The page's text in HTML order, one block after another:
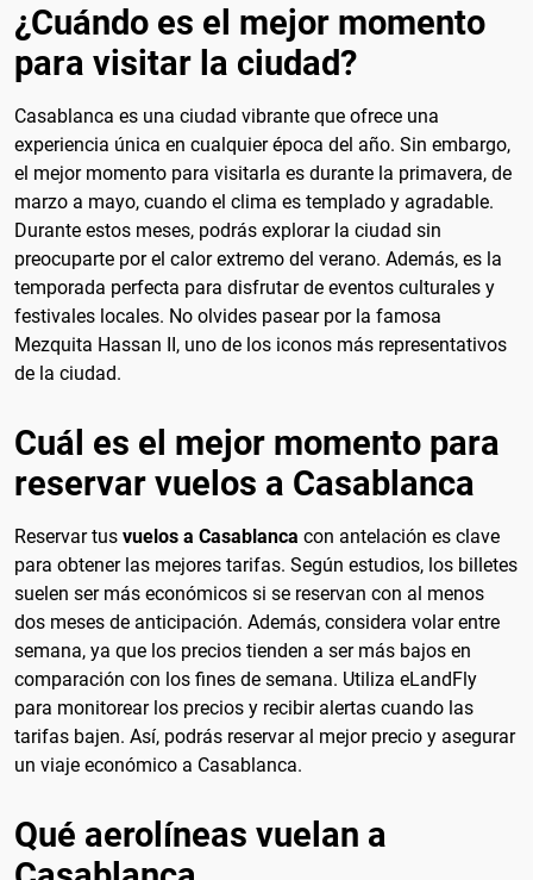
¿Cuándo es el mejor momento
para visitar la ciudad?
Casablanca es una ciudad vibrante que ofrece una
experiencia única en cualquier época del año. Sin embargo,
el mejor momento para visitarla es durante la primavera, de
marzo a mayo, cuando el clima es templado y agradable.
Durante estos meses, podrás explorar la ciudad sin
preocuparte por el calor extremo del verano. Además, es la
temporada perfecta para disfrutar de eventos culturales y
festivales locales. No olvides pasear por la famosa
Mezquita Hassan II, uno de los iconos más representativos
de la ciudad.
Cuál es el mejor momento para
reservar vuelos a Casablanca
Reservar tus vuelos a Casablanca con antelación es clave
para obtener las mejores tarifas. Según estudios, los billetes
suelen ser más económicos si se reservan con al menos
dos meses de anticipación. Además, considera volar entre
semana, ya que los precios tienden a ser más bajos en
comparación con los fines de semana. Utiliza eLandFly
para monitorear los precios y recibir alertas cuando las
tarifas bajen. Así, podrás reservar al mejor precio y asegurar
un viaje económico a Casablanca.
Qué aerolíneas vuelan a